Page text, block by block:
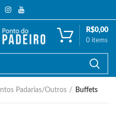
0 items
R$0,00
Padarias/Outros Buffets